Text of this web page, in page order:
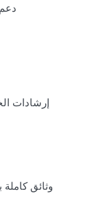
إرشادات
وثائق